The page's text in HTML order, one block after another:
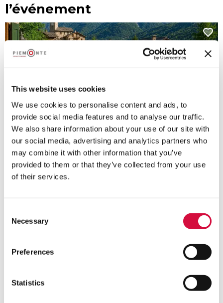
This website uses cookies
We use cookies to personalise content and ads, to
provide social media features and to analyse our traffic.
We also share information about your use of our site with
our social media, advertising and analytics partners who
may combine it with other information that you’ve
provided to them or that they’ve collected from your use
of their services.
Selection
Necessary
Preferences
Statistics
l’événement
Programme Samedi 25 juillet | Fête
des Alpes 2026
Fête des Alpes 2026
Village des Alpes, centre historique
de Pontechianale
Espace conférences | Agorà des
Espace dégustation | Maison des